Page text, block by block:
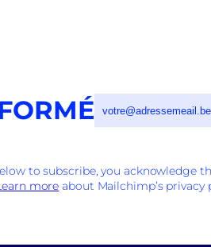
to subscribe, you acknowledge
more about Mailchimp’s privacy